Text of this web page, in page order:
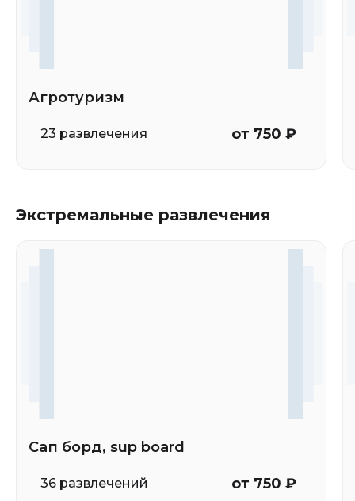
Агротуризм
23 развлечения от 750 ₽
Экстремальные развлечения
Сап борд, sup board
36 развлечений от 750 ₽